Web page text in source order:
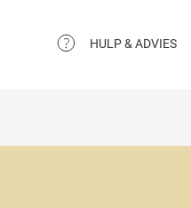
HULP & ADVIES